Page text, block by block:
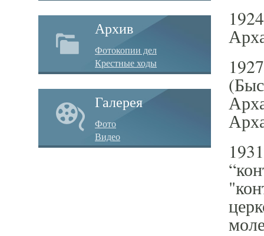
Архив
Фотокопии дел
Крестные ходы
Галерея
Фото
Видео